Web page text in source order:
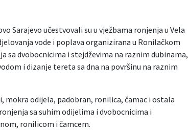
Sarajevo učestvovali su u vježbama ronjenja u Vela
vode i poplava organizirana u Ronilačkom
sa dvobocnicima i stejdževima na raznim dubinama,
i dizanje tereta sa dna na površinu na raznim
mokra odijela, padobran, ronilica, čamac i ostala
sa suhim odijelima i dvobocnicima i
ronilicom i čamcem.